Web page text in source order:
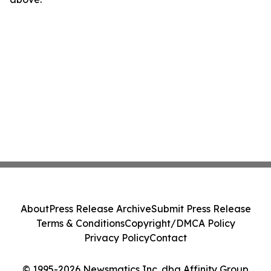
AboutPress Release ArchiveSubmit Press Release
Terms & ConditionsCopyright/DMCA Policy
Privacy PolicyContact